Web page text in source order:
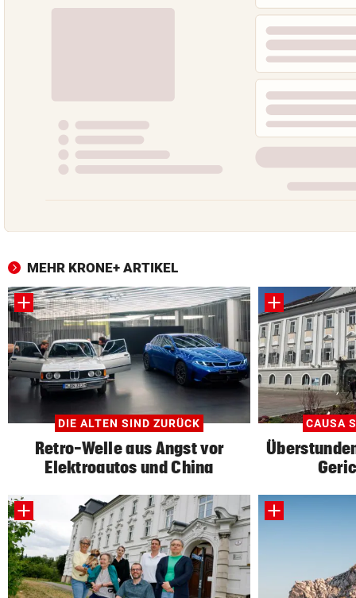
MEHR KRONE+ ARTIKEL
DIE ALTEN SIND ZURÜCK
Retro-Welle aus Angst vor
Elektroautos und China
CAUSA